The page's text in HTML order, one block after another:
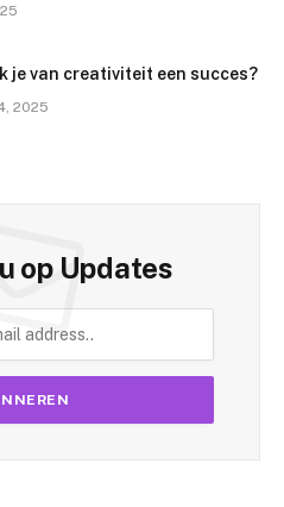
je van creativiteit een succes?
2025
op Updates